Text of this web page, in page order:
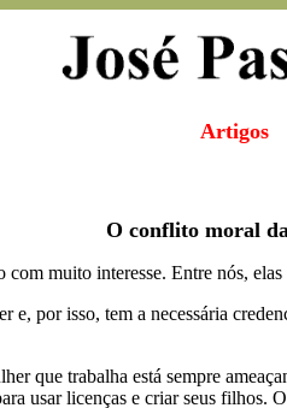
Artigos
O conflito moral
muito interesse. Entre nós,
por isso, tem a necessária
que trabalha está sempre
usar licenças e criar seus